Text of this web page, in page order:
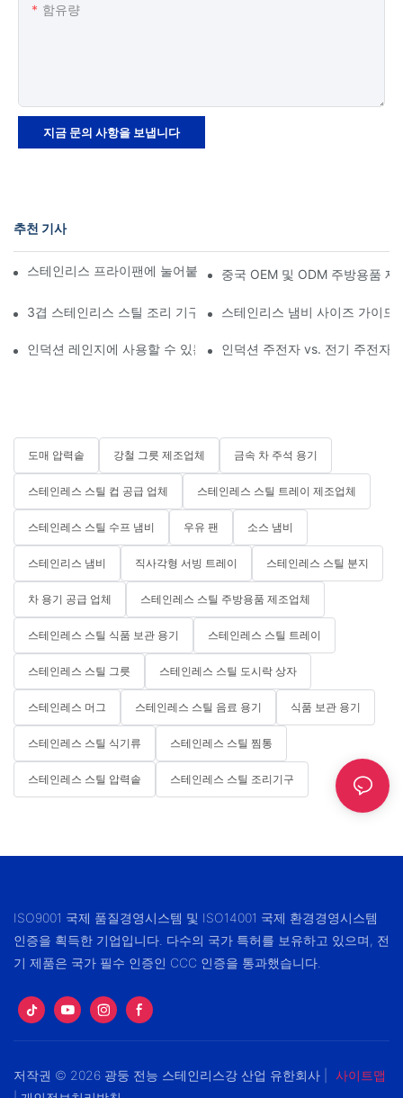
함유량
지금 문의 사항을 보냅니다
추천 기사
스테인리스 프라이팬에 눌어붙지 않게 하는 방법은 무엇일까요?
중국 OEM 및 ODM 주방용품 제
3겹 스테인리스 스틸 조리 기구와 5겹 스테인리스 스틸 조리 기구
스테인리스 냄비 사이즈 가이
인덕션 레인지에 사용할 수 있는 조리 기구는 무엇인가요?
인덕션 주전자 vs. 전기 주전자:
도매 압력솥 강철 그릇 제조업체 금속 차 주석 용기
스테인레스 스틸 컵 공급 업체 스테인레스 스틸 트레이 제조업체
스테인레스 스틸 수프 냄비 우유 팬 소스 냄비
스테인리스 냄비 직사각형 서빙 트레이 스테인레스 스틸 분지
차 용기 공급 업체 스테인레스 스틸 주방용품 제조업체
스테인레스 스틸 식품 보관 용기 스테인레스 스틸 트레이
스테인레스 스틸 그릇 스테인레스 스틸 도시락 상자
스테인레스 머그 스테인레스 스틸 음료 용기 식품 보관 용기
스테인레스 스틸 식기류 스테인레스 스틸 찜통
스테인레스 스틸 압력솥 스테인레스 스틸 조리기구
ISO9001 국제 품질경영시스템 및 ISO14001 국제 환경경영시스템
인증을 획득한 기업입니다. 다수의 국가 특허를 보유하고 있으며, 전
기 제품은 국가 필수 인증인 CCC 인증을 통과했습니다.
저작권 © 2026 광둥 전능 스테인리스강 산업 유한회사 |
사이트맵